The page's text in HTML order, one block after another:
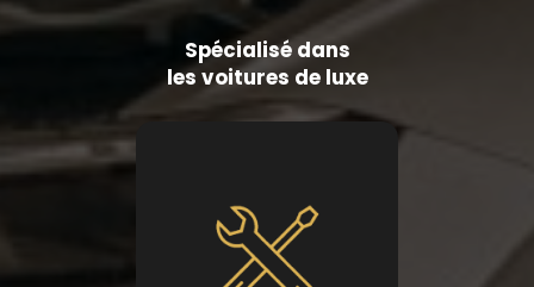
Spécialisé dans
les voitures de luxe